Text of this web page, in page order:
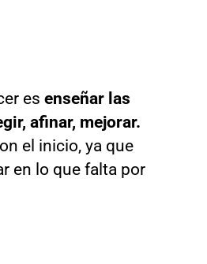
es enseñar las
afinar, mejorar.
el inicio, ya que
en lo que falta por